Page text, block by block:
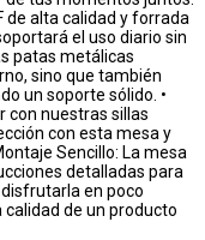
de alta calidad y forrada
el uso diario sin
patas metálicas
sino que también
un soporte sólido. •
con nuestras sillas
con esta mesa y
Sencillo: La mesa
detalladas para
en poco
calidad de un producto